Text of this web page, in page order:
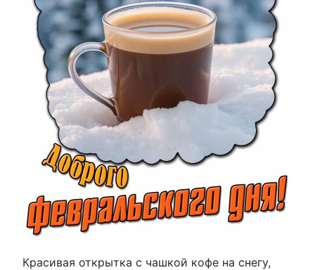
Красивая открытка с чашкой кофе на снегу,